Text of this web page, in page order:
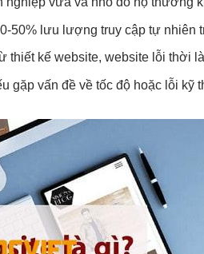
50% lưu lượng truy cập tự nhiên
thiết kế website, website lỗi thời
gặp vấn đề về tốc độ hoặc lỗi kỹ